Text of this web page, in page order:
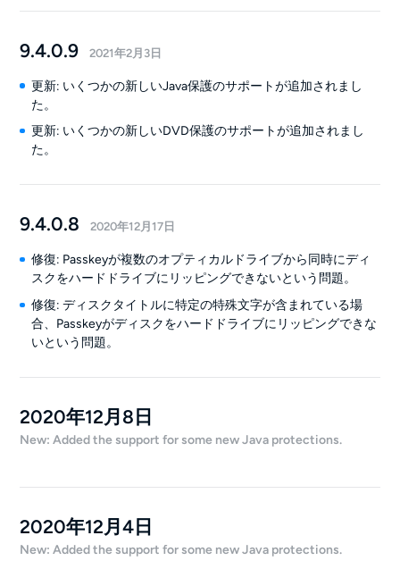
9.4.0.9 2021年2月3日
更新: いくつかの新しいJava保護のサポートが追加されまし
た。
更新: いくつかの新しいDVD保護のサポートが追加されまし
た。
9.4.0.8 2020年12月17日
修復: Passkeyが複数のオプティカルドライブから同時にディ
スクをハードドライブにリッピングできないという問題。
修復: ディスクタイトルに特定の特殊文字が含まれている場
合、Passkeyがディスクをハードドライブにリッピングできな
いという問題。
2020年12月8日
New: Added the support for some new Java protections.
2020年12月4日
New: Added the support for some new Java protections.